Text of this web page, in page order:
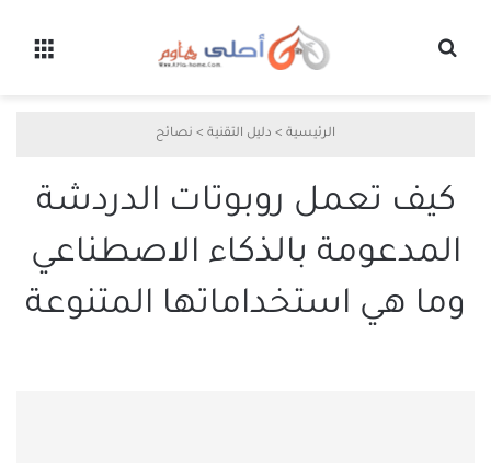
الرئيسية > دليل التقنية > نصائح
كيف تعمل روبوتات الدردشة
المدعومة بالذكاء الاصطناعي
وما هي استخداماتها المتنوعة